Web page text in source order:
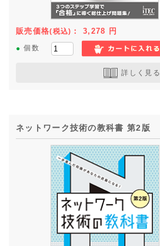
販売価格(税込) ：3,278 円
● 個数
詳しく見る
ネットワーク技術の教科書 第2版